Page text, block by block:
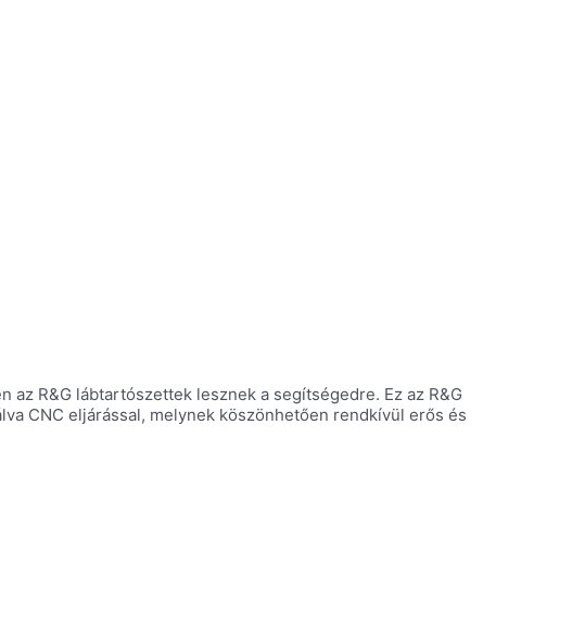
R&G lábtartószettek lesznek a segítségedre. Ez az R&G
CNC eljárással, melynek köszönhetően rendkívül erős és